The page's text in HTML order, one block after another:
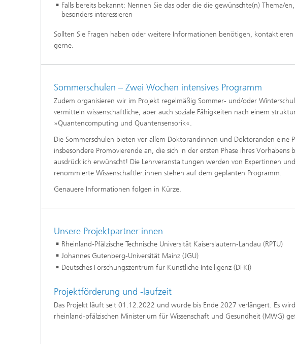
Falls bereits bekannt: Nennen Sie das oder die die gewünschte(n) Thema/
besonders interessieren
Sollten Sie Fragen haben oder weitere Informationen benötigen, kontaktieren
gerne.
Sommerschulen – Zwei Wochen intensives Programm
Zudem organisieren wir im Projekt regelmäßig Sommer- und/oder
vermitteln wissenschaftliche, aber auch soziale Fähigkeiten nach einem
»Quantencomputing und Quantensensorik«.
Die Sommerschulen bieten vor allem Doktorandinnen und Doktoranden eine
insbesondere Promovierende an, die sich in der ersten Phase ihres
ausdrücklich erwünscht! Die Lehrveranstaltungen werden von Expertinnen
renommierte Wissenschaftler:innen stehen auf dem geplanten Programm.
Genauere Informationen folgen in Kürze.
Unsere Projektpartner:innen
Rheinland-Pfälzische Technische Universität Kaiserslautern-Landau (RPTU)
Johannes Gutenberg-Universität Mainz (JGU)
Deutsches Forschungszentrum für Künstliche Intelligenz (DFKI)
Projektförderung und -laufzeit
Das Projekt läuft seit 01.12.2022 und wurde bis Ende 2027 verlängert. Es
rheinland-pfälzischen Ministerium für Wissenschaft und Gesundheit (MWG)